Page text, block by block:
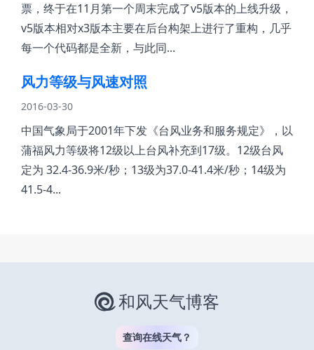
票，终于在11月第一个周末完成了v5版本的上线升级，
v5版本相对x3版本主要在后台构架上进行了重构，几乎
每一个代码都是全新，与此同...
风力等级与风速对照
2016-03-30
中国气象局于2001年下发《台风业务和服务规定》，以
蒲福风力等级将12级以上台风补充到17级。12级台风
定为 32.4-36.9米/秒；13级为37.0-41.4米/秒；14级为
41.5-4...
和风天气博客
查询在线天气？